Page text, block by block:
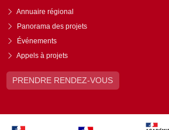
Annuaire régional
Panorama des projets
Événements
Appels à projets
PRENDRE RENDEZ-VOUS